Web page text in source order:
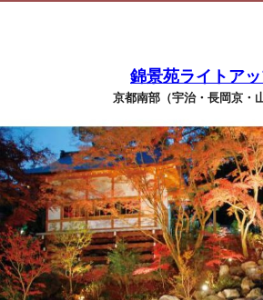
錦景苑ライトア
京都南部（宇治・長岡京・